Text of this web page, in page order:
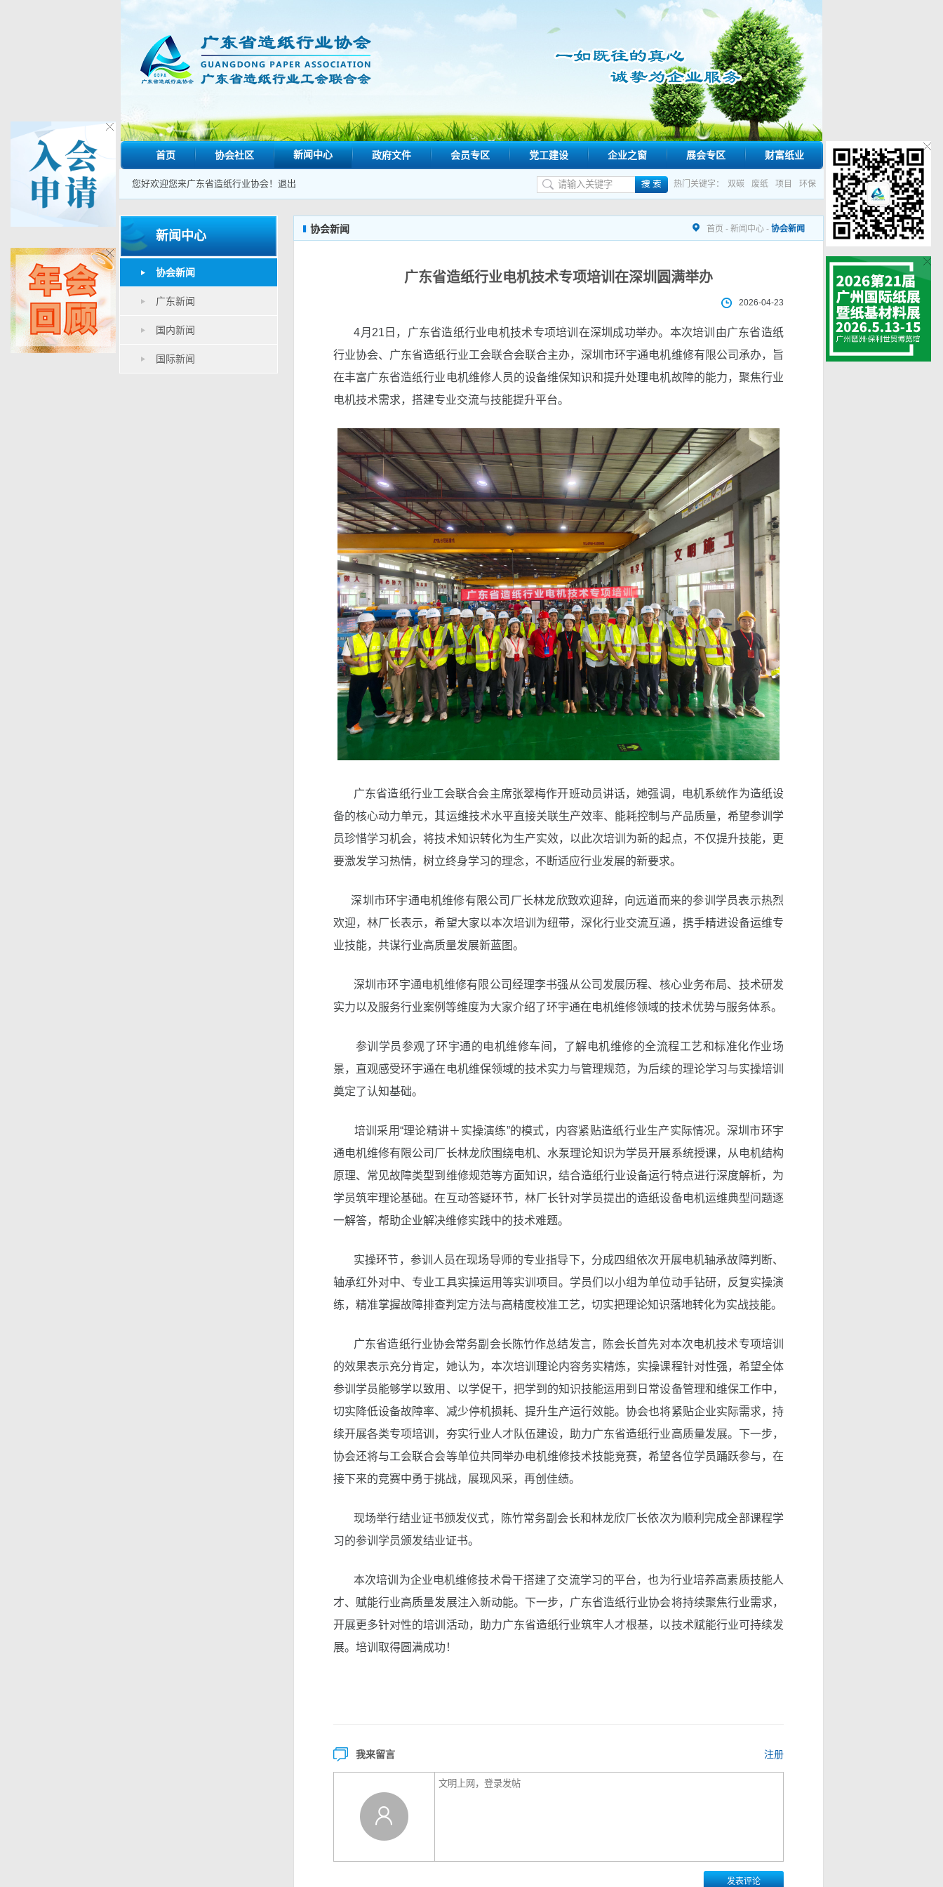
首页 协会社区 新闻中心 政府文件 会员专区 党工建设 企业之窗 展会专区 财富纸业
您好欢迎您来广东省造纸行业协会！ 退出 热门关键字： 双碳 废纸 项目 环保
新闻中心
协会新闻
广东新闻
国内新闻
国际新闻
协会新闻 首页 - 新闻中心 - 协会新闻
广东省造纸行业电机技术专项培训在深圳圆满举办
2026-04-23
4月21日，广东省造纸行业电机技术专项培训在深圳成功举办。本次培训由广东省造纸
行业协会、广东省造纸行业工会联合会联合主办，深圳市环宇通电机维修有限公司承办，旨
在丰富广东省造纸行业电机维修人员的设备维保知识和提升处理电机故障的能力，聚焦行业
电机技术需求，搭建专业交流与技能提升平台。
广东省造纸行业工会联合会主席张翠梅作开班动员讲话，她强调，电机系统作为造纸设
备的核心动力单元，其运维技术水平直接关联生产效率、能耗控制与产品质量，希望参训学
员珍惜学习机会，将技术知识转化为生产实效，以此次培训为新的起点，不仅提升技能，更
要激发学习热情，树立终身学习的理念，不断适应行业发展的新要求。
深圳市环宇通电机维修有限公司厂长林龙欣致欢迎辞，向远道而来的参训学员表示热烈
欢迎，林厂长表示，希望大家以本次培训为纽带，深化行业交流互通，携手精进设备运维专
业技能，共谋行业高质量发展新蓝图。
深圳市环宇通电机维修有限公司经理李书强从公司发展历程、核心业务布局、技术研发
实力以及服务行业案例等维度为大家介绍了环宇通在电机维修领域的技术优势与服务体系。
参训学员参观了环宇通的电机维修车间，了解电机维修的全流程工艺和标准化作业场
景，直观感受环宇通在电机维保领域的技术实力与管理规范，为后续的理论学习与实操培训
奠定了认知基础。
培训采用“理论精讲＋实操演练”的模式，内容紧贴造纸行业生产实际情况。深圳市环宇
通电机维修有限公司厂长林龙欣围绕电机、水泵理论知识为学员开展系统授课，从电机结构
原理、常见故障类型到维修规范等方面知识，结合造纸行业设备运行特点进行深度解析，为
学员筑牢理论基础。在互动答疑环节，林厂长针对学员提出的造纸设备电机运维典型问题逐
一解答，帮助企业解决维修实践中的技术难题。
实操环节，参训人员在现场导师的专业指导下，分成四组依次开展电机轴承故障判断、
轴承红外对中、专业工具实操运用等实训项目。学员们以小组为单位动手钻研，反复实操演
练，精准掌握故障排查判定方法与高精度校准工艺，切实把理论知识落地转化为实战技能。
广东省造纸行业协会常务副会长陈竹作总结发言，陈会长首先对本次电机技术专项培训
的效果表示充分肯定，她认为，本次培训理论内容务实精炼，实操课程针对性强，希望全体
参训学员能够学以致用、以学促干，把学到的知识技能运用到日常设备管理和维保工作中，
切实降低设备故障率、减少停机损耗、提升生产运行效能。协会也将紧贴企业实际需求，持
续开展各类专项培训，夯实行业人才队伍建设，助力广东省造纸行业高质量发展。下一步，
协会还将与工会联合会等单位共同举办电机维修技术技能竞赛，希望各位学员踊跃参与，在
接下来的竞赛中勇于挑战，展现风采，再创佳绩。
现场举行结业证书颁发仪式，陈竹常务副会长和林龙欣厂长依次为顺利完成全部课程学
习的参训学员颁发结业证书。
本次培训为企业电机维修技术骨干搭建了交流学习的平台，也为行业培养高素质技能人
才、赋能行业高质量发展注入新动能。下一步，广东省造纸行业协会将持续聚焦行业需求，
开展更多针对性的培训活动，助力广东省造纸行业筑牢人才根基，以技术赋能行业可持续发
展。培训取得圆满成功！
我来留言 注册
发表评论